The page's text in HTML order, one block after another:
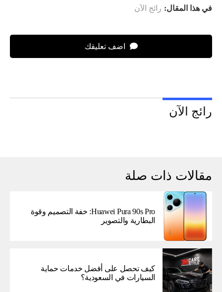
في هذا المقال: رائج الآن
اضف تعليقك
رائج الآن
مقالات ذات صلة
Huawei Pura 90s Pro: خفة التصميم وقوة
البطارية والتصوير
كيف تحصل على أفضل خدمات حماية
السيارات في السعودية؟